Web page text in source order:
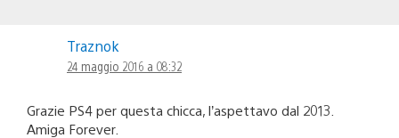
Traznok
24 maggio 2016 a 08:32
Grazie PS4 per questa chicca, l’aspettavo dal 2013.
Amiga Forever.